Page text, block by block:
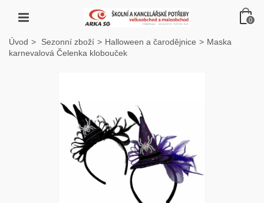
0
Úvod > Sezonní zboží > Halloween a čarodějnice > Maska
karnevalová Čelenka klobouček